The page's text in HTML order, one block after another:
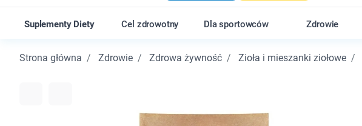
Suplementy Diety Cel zdrowotny Dla sportowców Zdrowie
Strona główna Zdrowie Zdrowa żywność Zioła i mieszanki ziołowe